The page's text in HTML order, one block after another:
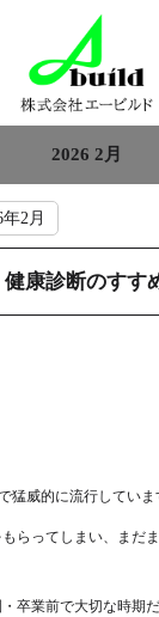
2026 2月
年2月
健康診断のすす
猛威的に流行していま
らってしまい、まだ
卒業前で大切な時期だ